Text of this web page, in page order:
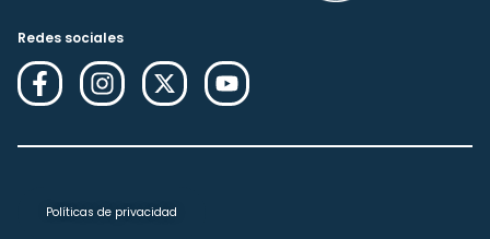
Redes sociales
Políticas de privacidad